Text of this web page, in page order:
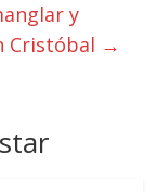
y
Cristóbal →